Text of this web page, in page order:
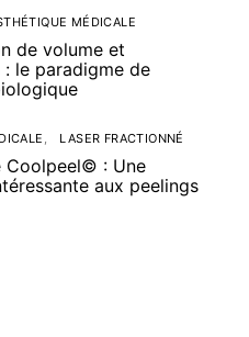
MÉDICALE
de volume et
le paradigme de
LASER FRACTIONNÉ
Coolpeel© : Une
aux peelings